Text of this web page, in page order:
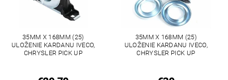
35MM X 168MM (25)
ULOŽENIE KARDANU IVECO,
CHRYSLER PICK UP
35MM X 168MM (25)
ULOŽENIE KARDANU IVECO,
CHRYSLER PICK UP